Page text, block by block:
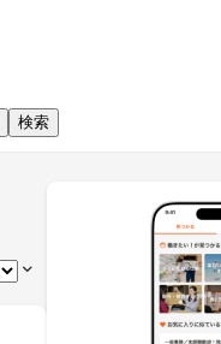
検索